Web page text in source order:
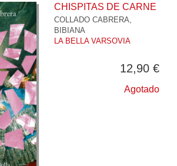
CHISPITAS DE CARNE
COLLADO CABRERA,
BIBIANA
LA BELLA VARSOVIA
12,90 €
Agotado